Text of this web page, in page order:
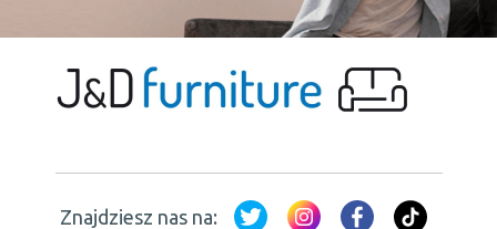
Znajdziesz nas na: